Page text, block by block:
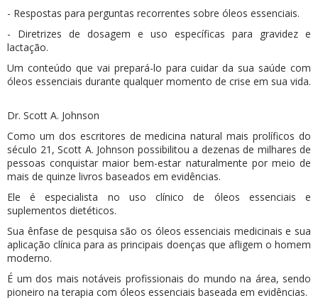
- Respostas para perguntas recorrentes sobre óleos essenciais.
- Diretrizes de dosagem e uso específicas para gravidez e
lactação.
Um conteúdo que vai prepará-lo para cuidar da sua saúde com
óleos essenciais durante qualquer momento de crise em sua vida.
Dr. Scott A. Johnson
Como um dos escritores de medicina natural mais prolíficos do
século 21, Scott A. Johnson possibilitou a dezenas de milhares de
pessoas conquistar maior bem-estar naturalmente por meio de
mais de quinze livros baseados em evidências.
Ele é especialista no uso clínico de óleos essenciais e
suplementos dietéticos.
Sua ênfase de pesquisa são os óleos essenciais medicinais e sua
aplicação clínica para as principais doenças que afligem o homem
moderno.
É um dos mais notáveis profissionais do mundo na área, sendo
pioneiro na terapia com óleos essenciais baseada em evidências.